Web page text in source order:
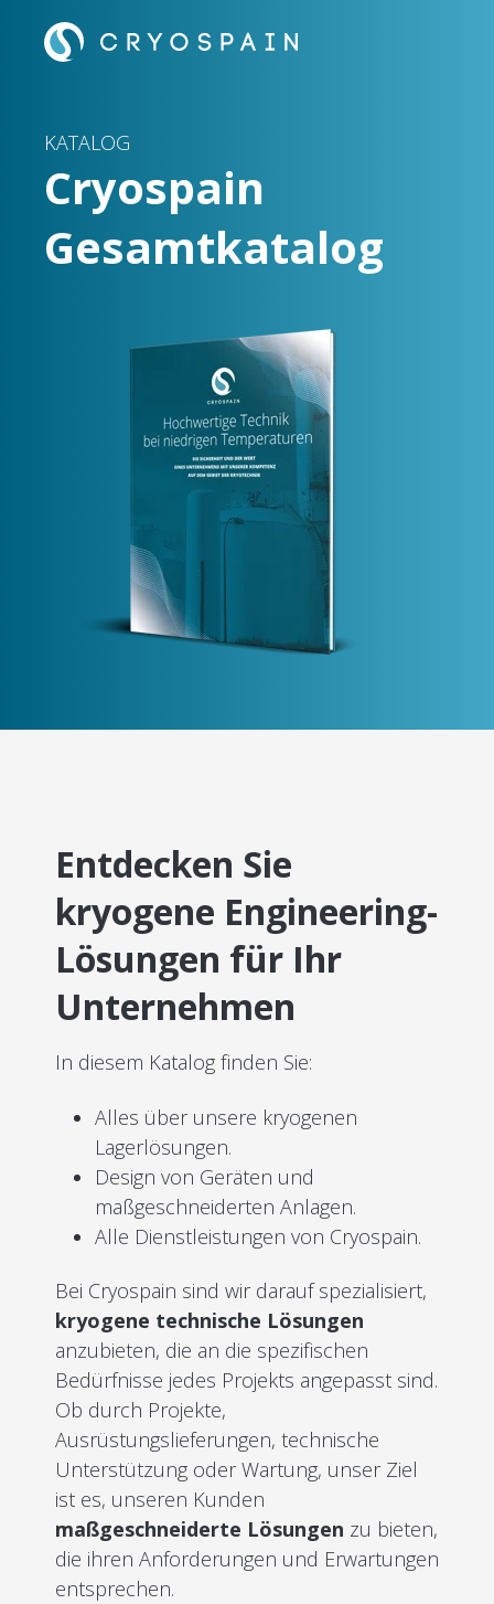
KATALOG
Cryospain
Gesamtkatalog
Entdecken Sie
kryogene Engineering-
Lösungen für Ihr
Unternehmen
In diesem Katalog finden Sie:
Alles über unsere kryogenen
Lagerlösungen.
Design von Geräten und
maßgeschneiderten Anlagen.
Alle Dienstleistungen von Cryospain.
Bei Cryospain sind wir darauf spezialisiert,
kryogene technische Lösungen
anzubieten, die an die spezifischen
Bedürfnisse jedes Projekts angepasst sind.
Ob durch Projekte,
Ausrüstungslieferungen, technische
Unterstützung oder Wartung, unser Ziel
ist es, unseren Kunden
maßgeschneiderte Lösungen zu bieten,
die ihren Anforderungen und Erwartungen
entsprechen.